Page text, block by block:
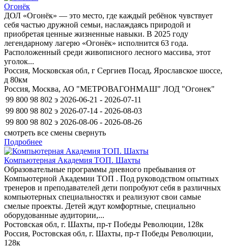
Огонёк
ДОЛ «Огонёк» — это место, где каждый ребёнок чувствует
себя частью дружной семьи, наслаждаясь природой и
приобретая ценные жизненные навыки. В 2025 году
легендарному лагерю «Огонёк» исполнится 63 года.
Расположенный среди живописного лесного массива, этот
уголок...
Россия, Московская обл, г Сергиев Посад, Ярославское шоссе,
д 80км
Россия, Москва, АО "МЕТРОВАГОНМАШ" ЛОД "Огонек"
99 800 98 802 э 2026-06-21 - 2026-07-11
99 800 98 802 э 2026-07-14 - 2026-08-03
99 800 98 802 э 2026-08-06 - 2026-08-26
смотреть все смены свернуть
Подробнее
Компьютерная Академия ТОП. Шахты
Образовательные программы дневного пребывания от
Компьютерной Академии ТОП . Под руководством опытных
тренеров и преподавателей дети попробуют себя в различных
компьютерных специальностях и реализуют свои самые
смелые проекты. Детей ждут комфортные, специально
оборудованные аудитории,...
Ростовская обл, г. Шахты, пр-т Победы Революции, 128к
Россия, Ростовская обл, г. Шахты, пр-т Победы Революции,
128к